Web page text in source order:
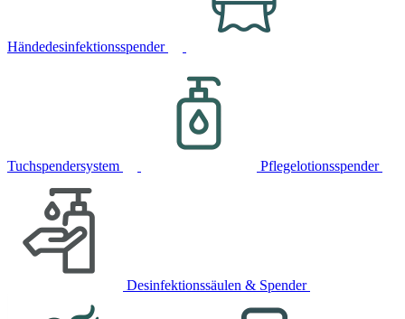
Händedesinfektionsspender
Tuchspendersystem Pflegelotionsspender
Desinfektionssäulen & Spender